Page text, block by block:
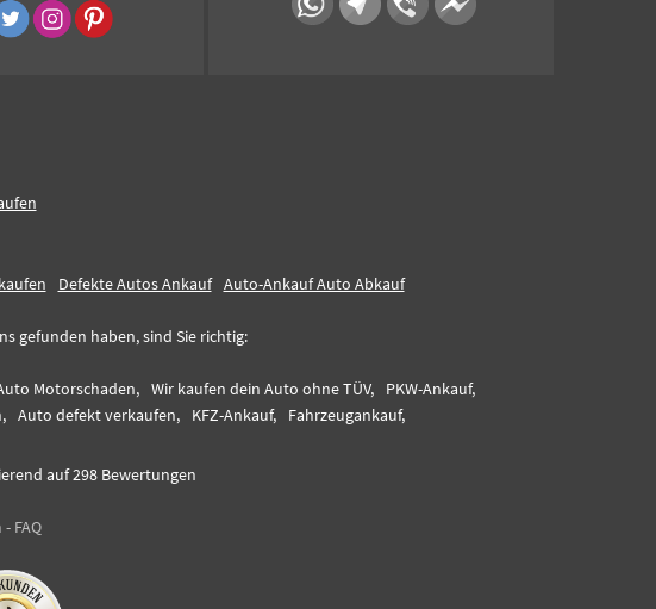
Defekte Autos Ankauf Auto-Ankauf Auto Abkauf
gefunden haben, sind Sie richtig:
Motorschaden, Wir kaufen dein Auto ohne TÜV,
PKW-Ankauf,
Auto defekt verkaufen, KFZ-Ankauf, Fahrzeugankauf,
auf298 Bewertungen
- FAQ